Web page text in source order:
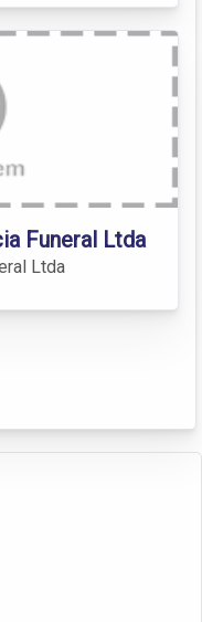
Funeral Ltda
Ltda